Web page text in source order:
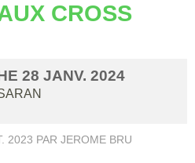
CROSS
28 JANV. 2024
2023 PAR JEROME BRU